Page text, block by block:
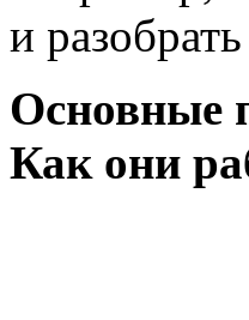
и
Основные
Как они